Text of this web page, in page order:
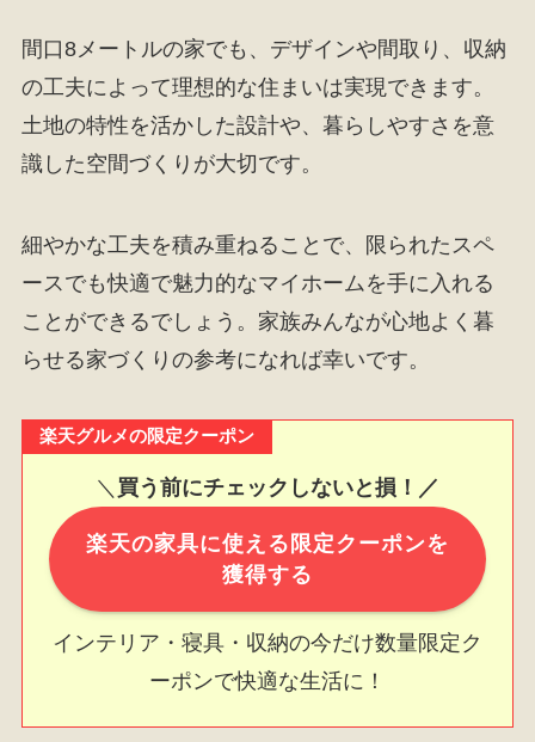
間口8メートルの家でも、デザインや間取り、収納
の工夫によって理想的な住まいは実現できます。
土地の特性を活かした設計や、暮らしやすさを意
識した空間づくりが大切です。
細やかな工夫を積み重ねることで、限られたスペ
ースでも快適で魅力的なマイホームを手に入れる
ことができるでしょう。家族みんなが心地よく暮
らせる家づくりの参考になれば幸いです。
楽天グルメの限定クーポン
＼ 買う前にチェックしないと損！／
楽天の家具に使える限定クーポンを
獲得する
インテリア・寝具・収納の今だけ数量限定ク
ーポンで快適な生活に！